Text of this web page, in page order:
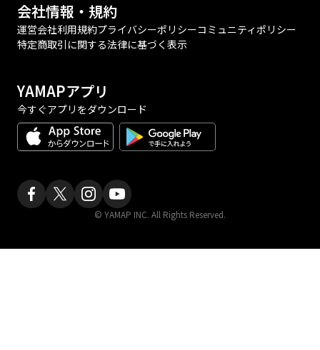
会社情報・規約
運営会社利用規約プライバシーポリシーコミュニティポリシー
特定商取引に関する法律に基づく表示
YAMAPアプリ
今すぐアプリをダウンロード
© YAMAP INC. All Rights Reserved.